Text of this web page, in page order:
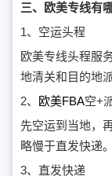
三、欧美专线有
1、空运头程
欧美专线头程服
地清关和目的地派
2、
欧美FBA空+
先空运到当地，
略慢于直发快递
3、直发快递